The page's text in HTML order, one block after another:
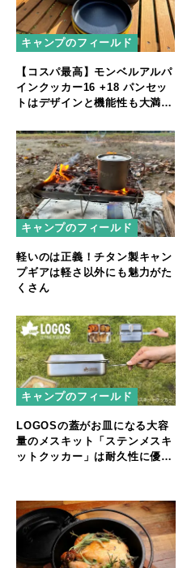
キャンプのフィールド
【コスパ最高】モンベルアルパ
インクッカー16 +18 パンセッ
トはデザインと機能性も大満
キャンプのフィールド
軽いのは正義！チタン製キャン
プギアは軽さ以外にも魅力がた
くさん
キャンプのフィールド
LOGOSの蓋がお皿になる大容
量のメスキット「ステンメスキ
ットクッカー」は耐久性に優れ